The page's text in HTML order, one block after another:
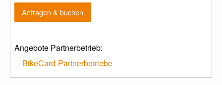
Anfragen & buchen
Angebote Partnerbetrieb:
BikeCard-Partnerbetriebe